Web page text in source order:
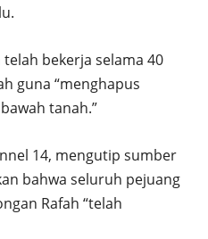
bekerja selama 40
guna “menghapus
tanah.”
14, mengutip sumber
bahwa seluruh pejuang
Rafah “telah